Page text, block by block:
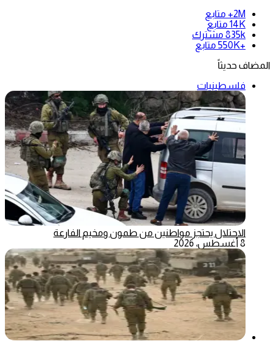
2M+
متابع
14K متابع
835k مشترك
+550K
متابع
المضاف حديثاً
فلسطينيات
الاحتلال يحتجز مواطنين من طمون ومخيم الفارعة
8 أغسطس، 2026